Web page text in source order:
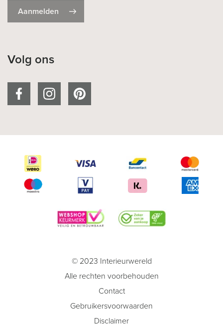
Aanmelden
Volg ons
© 2023 Interieurwereld
Alle rechten voorbehouden
Contact
Gebruikersvoorwaarden
Disclaimer